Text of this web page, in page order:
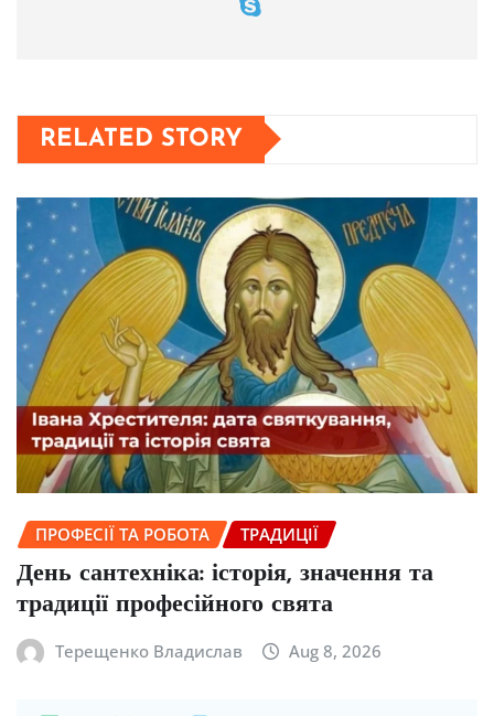
RELATED STORY
ПРОФЕСІЇ ТА РОБОТА ТРАДИЦІЇ
День сантехніка: історія, значення та
традиції професійного свята
Терещенко Владислав Aug 8, 2026